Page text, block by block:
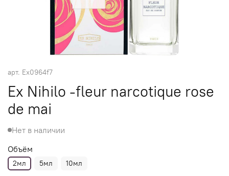
арт. Ex0964f7
Ex Nihilo -fleur narcotique rose
de mai
Нет в наличии
Объём
2мл 5мл 10мл